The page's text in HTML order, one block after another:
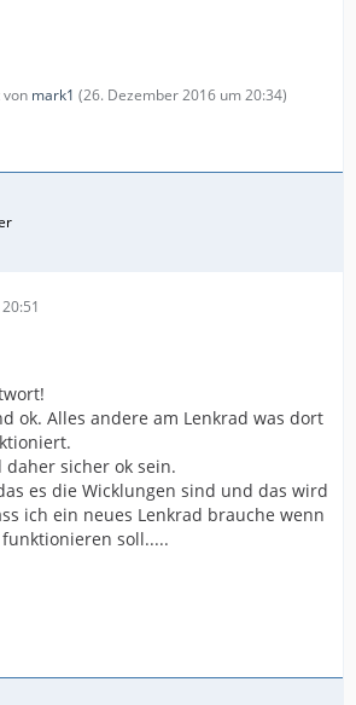
mark1 (26. Dezember 2016 um 20:34)
ok. Alles andere am Lenkrad was dort
sicher ok sein.
es die Wicklungen sind und das wird
ich ein neues Lenkrad brauche wenn
soll.....